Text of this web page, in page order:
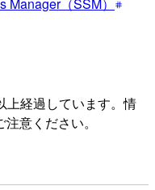
上経過しています。情
意ください。